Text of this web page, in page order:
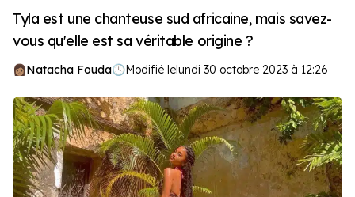
Tyla est une chanteuse sud africaine, mais savez-
vous qu'elle est sa véritable origine ?
Natacha Fouda🕓Modifié lelundi 30 octobre 2023 à 12:26